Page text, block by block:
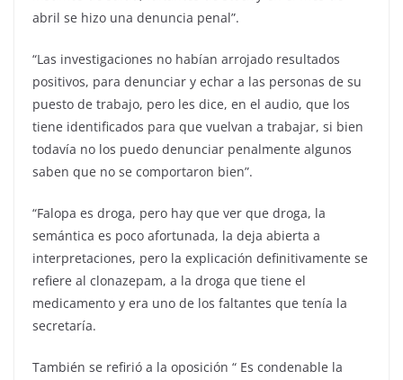
abril se hizo una denuncia penal”.
“Las investigaciones no habían arrojado resultados
positivos, para denunciar y echar a las personas de su
puesto de trabajo, pero les dice, en el audio, que los
tiene identificados para que vuelvan a trabajar, si bien
todavía no los puedo denunciar penalmente algunos
saben que no se comportaron bien”.
“Falopa es droga, pero hay que ver que droga, la
semántica es poco afortunada, la deja abierta a
interpretaciones, pero la explicación definitivamente se
refiere al clonazepam, a la droga que tiene el
medicamento y era uno de los faltantes que tenía la
secretaría.
También se refirió a la oposición “ Es condenable la